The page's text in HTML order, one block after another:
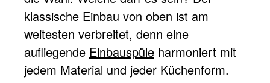
klassische Einbau von oben ist am
weitesten verbreitet, denn eine
aufliegende Einbauspüle harmoniert mit
jedem Material und jeder Küchenform.